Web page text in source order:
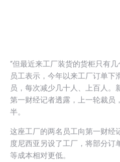
“但最近来工厂装货的货柜只有
员工表示，今年以来工厂订单下
员，每次减少几十人、上百人。
第一财经记者透露，上一轮裁员
半。
这座工厂的两名员工向第一财经
度尼西亚另设了工厂，将部分订
等成本相对更低。